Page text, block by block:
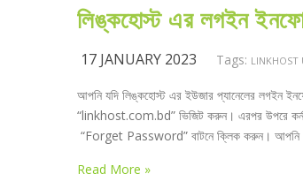
লিঙ্কহোস্ট এর লগইন
17 JANUARY 2023 Tags: LINKHOST
আপনি যদি লিঙ্কহোস্ট এর ইউজার প্যানেলের লগইন
“linkhost.com.bd” ভিজিট করুন। এরপর উপরে
“Forget Password” বাটনে ক্লিক করুন। আপনি
Read More »